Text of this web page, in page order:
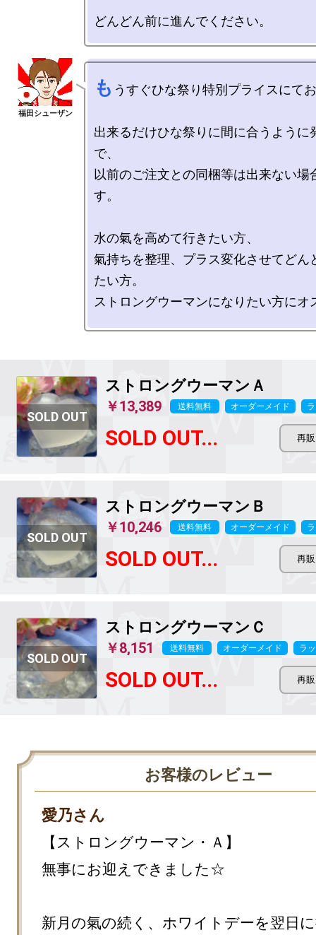
も うすぐひな祭り特別プライスにて
出来るだけひな祭りに間に合うように
で、
以前のご注文との同梱等は出来ない場
す。
水の氣を高めて行きたい方、
氣持ちを整理、プラス変化させてどん
たい方。
ストロングウーマンになりたい方にオ
ストロングウーマンＡ
￥13,389 送料無料 オーダーメイド
SOLD OUT...
ストロングウーマンＢ
￥10,246 送料無料 オーダーメイド
SOLD OUT...
ストロングウーマンＣ
￥8,151 送料無料 オーダーメイド ラ
SOLD OUT...
お客様のレビュー
愛乃さん
【ストロングウーマン・Ａ】
無事にお迎えできました☆
新月の氣の続く、ホワイトデーを翌日